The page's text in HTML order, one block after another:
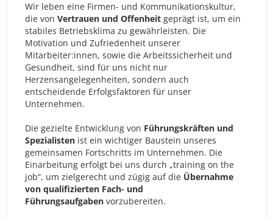
Wir leben eine Firmen- und Kommunikationskultur,
die von Vertrauen und Offenheit geprägt ist, um ein
stabiles Betriebsklima zu gewährleisten. Die
Motivation und Zufriedenheit unserer
Mitarbeiter:innen, sowie die Arbeitssicherheit und
Gesundheit, sind für uns nicht nur
Herzensangelegenheiten, sondern auch
entscheidende Erfolgsfaktoren für unser
Unternehmen.
Die gezielte Entwicklung von Führungskräften und
Spezialisten ist ein wichtiger Baustein unseres
gemeinsamen Fortschritts im Unternehmen. Die
Einarbeitung erfolgt bei uns durch „training on the
job“, um zielgerecht und zügig auf die Übernahme
von qualifizierten Fach- und
Führungsaufgaben vorzubereiten.